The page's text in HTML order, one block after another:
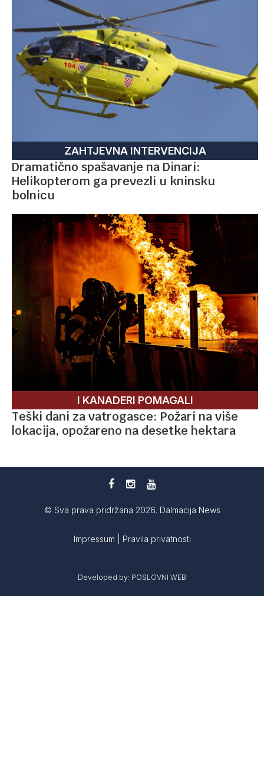
ZAHTJEVNA INTERVENCIJA
Dramatično spašavanje na Dinari:
Helikopterom ga prevezli u kninsku
bolnicu
I KANADERI POMAGALI
Teški dani za vatrogasce: Požari na više
lokacija, opožareno na desetke hektara
© Sva prava pridržana 2026. Dalmacija News
Impressum Pravila privatnosti
Developed by: POSLOVNI WEB